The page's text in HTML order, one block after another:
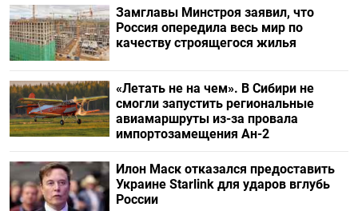
Замглавы Минстроя заявил, что
Россия опередила весь мир по
качеству строящегося жилья
«Летать не на чем». В Сибири не
смогли запустить региональные
авиамаршруты из-за провала
импортозамещения Ан-2
Илон Маск отказался предоставить
Украине Starlink для ударов вглубь
России